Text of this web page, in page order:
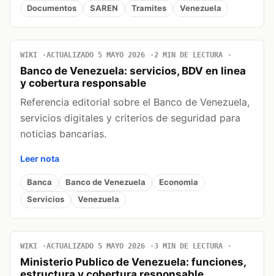
Documentos SAREN Tramites Venezuela
WIKI ACTUALIZADO 5 MAYO 2026 2 MIN DE LECTURA
Banco de Venezuela: servicios, BDV en linea
y cobertura responsable
Referencia editorial sobre el Banco de Venezuela,
servicios digitales y criterios de seguridad para
noticias bancarias.
Leer nota
Banca Banco de Venezuela
Economia
Servicios
Venezuela
WIKI ACTUALIZADO 5 MAYO 2026 3 MIN DE LECTURA
Ministerio Publico de Venezuela: funciones,